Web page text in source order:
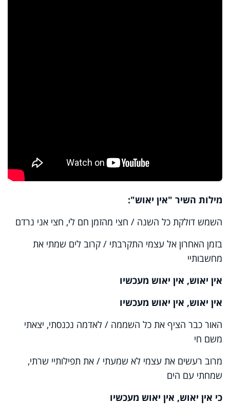
מילות השיר "אין יאוש":
השמש דולקת כל השנה / חצי מהזמן חם לי, חצי אני נרדם
בזמן האחרון אל עצמי התקרבתי / קרוב לים שמתי את
מחשבותיי
אין יאוש, אין יאוש מעכשיו
אין יאוש, אין יאוש מעכשיו
האור כבר הציף את כל השממה / לאדמה נכנסתי, יצאתי
משם חי
מרוב רעשים את עצמי לא שמעתי / את תפילותיי שרתי,
שמחתי עם הים
כי אין יאוש, אין יאוש מעכשיו